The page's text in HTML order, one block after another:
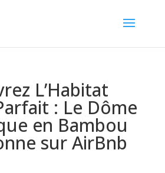
L’Habitat
: Le Dôme
en Bambou
sur AirBnb